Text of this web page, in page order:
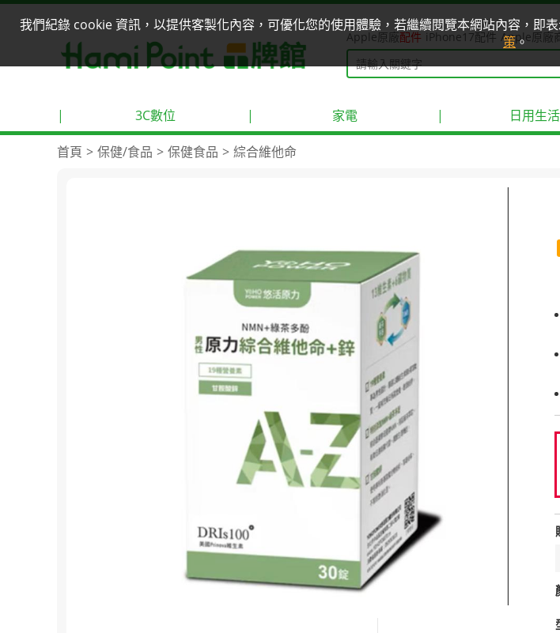
我們紀錄 cookie 資訊，以提供客製化內容，可優化您的使用體驗，若繼續閱覽本網站內容，即
策。
Apple原廠配件 iPhone17配件 Apple原廠
| 3C數位 | 家電 | 日用生活
首頁 保健/食品 保健食品 綜合維他命